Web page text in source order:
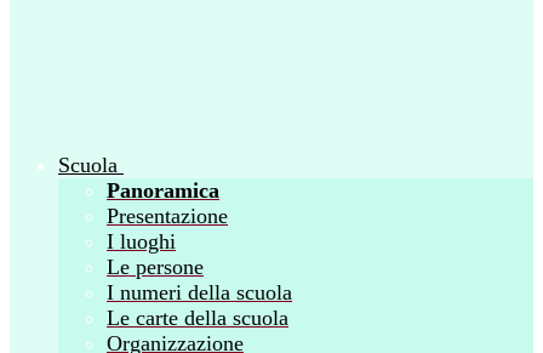
Scuola
Panoramica
Presentazione
I luoghi
Le persone
I numeri della scuola
Le carte della scuola
Organizzazione